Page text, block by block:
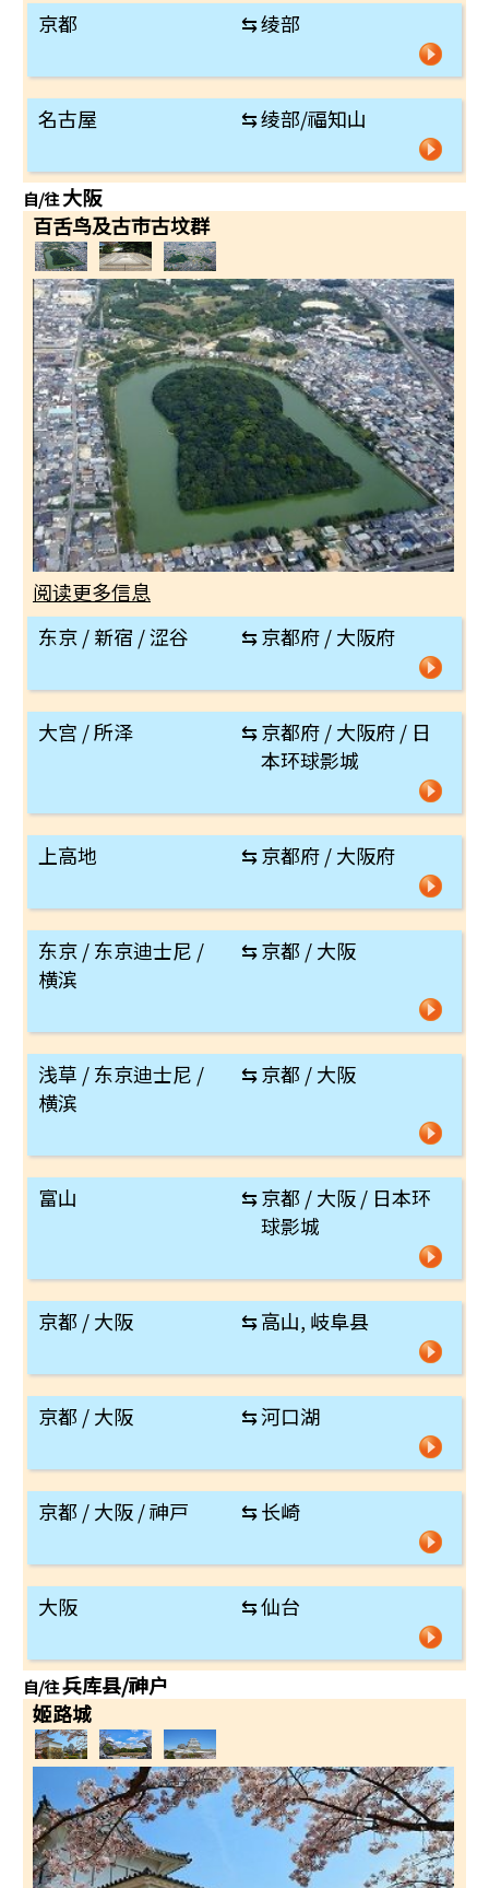
京都 ⇆绫部
名古屋 ⇆绫部/福知山
自/往大阪
百舌鸟及古市古坟群
阅读更多信息
东京 / 新宿 / 涩谷
⇆京都府 / 大阪府
大宫 / 所泽 ⇆京都府 / 大阪府 / 日
本环球影城
上高地 ⇆京都府 / 大阪府
东京 / 东京迪士尼 /
横滨
⇆京都 / 大阪
浅草 / 东京迪士尼 /
横滨
⇆京都 / 大阪
富山 ⇆京都 / 大阪 / 日本环
球影城
京都 / 大阪 ⇆高山, 岐阜县
京都 / 大阪 ⇆河口湖
京都 / 大阪 / 神戸 ⇆长崎
大阪 ⇆仙台
自/往兵库县/神户
姬路城